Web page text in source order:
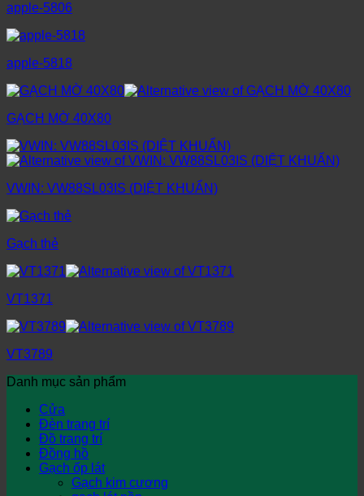
apple-5806
apple-5818
GẠCH MỜ 40X80
VWIN: VW88SL03IS (DIỆT KHUẨN)
Gạch thẻ
VT1371
VT3789
Danh mục sản phẩm
Cửa
Đèn trang trí
Đồ trang trí
Đồng hồ
Gạch ốp lát
Gạch kim cương